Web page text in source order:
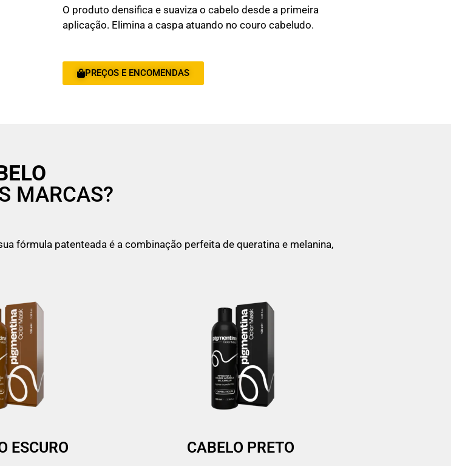
O produto densifica e suaviza o cabelo desde a primeira
aplicação. Elimina a caspa atuando no couro cabeludo.
PREÇOS E ENCOMENDAS
MARCAS?
fórmula patenteada é a combinação perfeita de queratina e melanina,
ESCURO CABELO PRETO